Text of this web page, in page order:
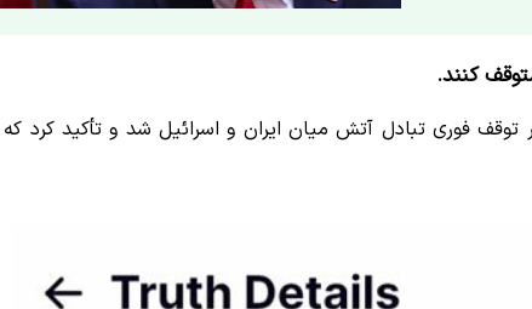
کنند.
توقف فوری تبادل آتش میان ایران و اسرائیل شد و تأکید کرد